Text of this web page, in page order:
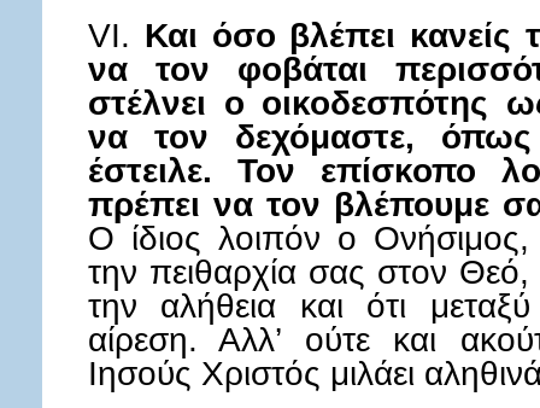
VI. Και όσο βλέπει
να τον φοβάται
στέλνει ο οικοδεσπότης
να τον δεχόμαστε,
έστειλε. Τον επίσκοπο
πρέπει να τον βλέπουμε
Ο ίδιος λοιπόν ο
την πειθαρχία σας στον Θεό,
την αλήθεια και ότι
αίρεση. Αλλ’ ούτε και
Ιησούς Χριστός μιλάει